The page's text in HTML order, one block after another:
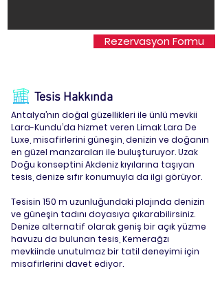
Rezervasyon Formu
Tesis Hakkında
Antalya’nın doğal güzellikleri ile ünlü mevkii
Lara-Kundu’da hizmet veren Limak Lara De
Luxe, misafirlerini güneşin, denizin ve doğanın
en güzel manzaraları ile buluşturuyor. Uzak
Doğu konseptini Akdeniz kıyılarına taşıyan
tesis, denize sıfır konumuyla da ilgi görüyor.
Tesisin 150 m uzunluğundaki plajında denizin
ve güneşin tadını doyasıya çıkarabilirsiniz.
Denize alternatif olarak geniş bir açık yüzme
havuzu da bulunan tesis, Kemerağzı
mevkiinde unutulmaz bir tatil deneyimi için
misafirlerini davet ediyor.